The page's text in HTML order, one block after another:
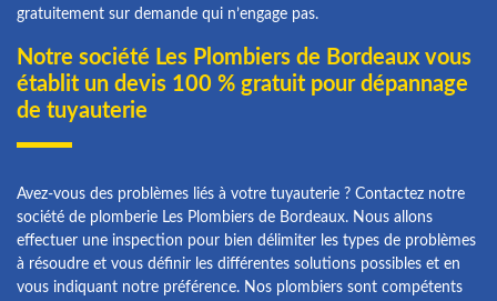
gratuitement sur demande qui n’engage pas.
Notre société Les Plombiers de Bordeaux vous
établit un devis 100 % gratuit pour dépannage
de tuyauterie
Avez-vous des problèmes liés à votre tuyauterie ? Contactez notre
société de plomberie Les Plombiers de Bordeaux. Nous allons
effectuer une inspection pour bien délimiter les types de problèmes
à résoudre et vous définir les différentes solutions possibles et en
vous indiquant notre préférence. Nos plombiers sont compétents